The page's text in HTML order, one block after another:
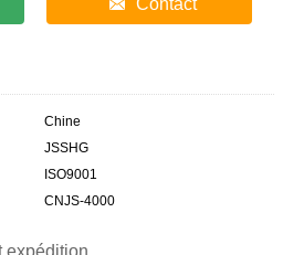
Chine
JSSHG
ISO9001
CNJS-4000
expédition